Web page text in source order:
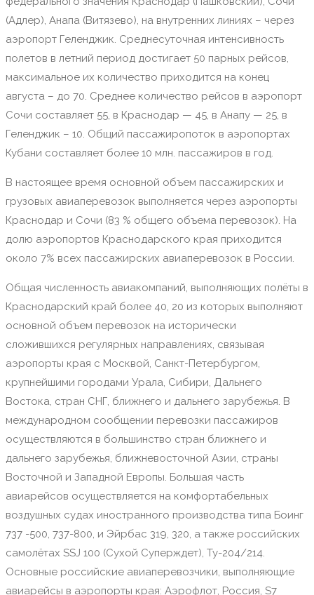
(Адлер), Анапа (Витязево), на внутренних линиях – через
аэропорт Геленджик. Среднесуточная интенсивность
полетов в летний период достигает 50 парных рейсов,
максимальное их количество приходится на конец
августа – до 70. Среднее количество рейсов в аэропорт
Сочи составляет 55, в Краснодар — 45, в Анапу — 25, в
Геленджик – 10. Общий пассажиропоток в аэропортах
Кубани составляет более 10 млн. пассажиров в год.
В настоящее время основной объем пассажирских и
грузовых авиаперевозок выполняется через аэропорты
Краснодар и Сочи (83 % общего объема перевозок). На
долю аэропортов Краснодарского края приходится
около 7% всех пассажирских авиаперевозок в России.
Общая численность авиакомпаний, выполняющих полёты в
Краснодарский край более 40, 20 из которых выполняют
основной объем перевозок на исторически
сложившихся регулярных направлениях, связывая
аэропорты края с Москвой, Санкт-Петербургом,
крупнейшими городами Урала, Сибири, Дальнего
Востока, стран СНГ, ближнего и дальнего зарубежья. В
международном сообщении перевозки пассажиров
осуществляются в большинство стран ближнего и
дальнего зарубежья, ближневосточной Азии, страны
Восточной и Западной Европы. Большая часть
авиарейсов осуществляется на комфортабельных
воздушных судах иностранного производства типа Боинг
737 -500, 737-800, и Эйрбас 319, 320, а также российских
самолётах SSJ 100 (Сухой Суперждет), Ту-204/214.
Основные российские авиаперевозчики, выполняющие
авиарейсы в аэропорты края: Аэрофлот, Россия, S7